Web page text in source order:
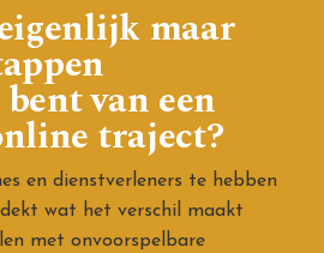
maar
van een
traject?
en dienstverleners te hebben
wat het verschil maakt
met onvoorspelbare